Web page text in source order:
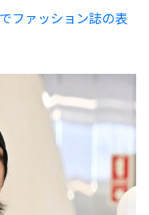
ファッション誌の表